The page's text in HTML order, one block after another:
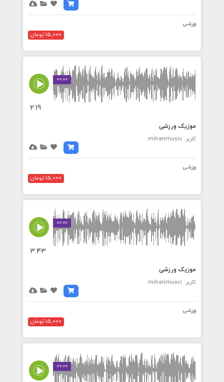
ورزشی
15,000 تومان
00:00
2:19
موزیک ورزشی
کاربر: mihanmusic
ورزشی
15,000 تومان
00:00
3:43
موزیک ورزشی
کاربر: mihanmusic
ورزشی
15,000 تومان
00:00